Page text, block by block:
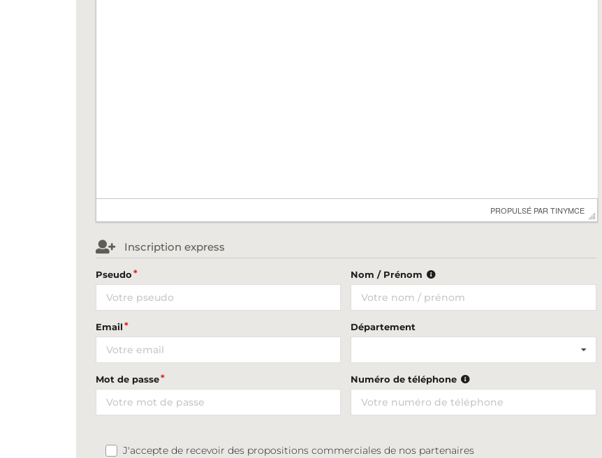
PROPULSÉ PAR TINYMCE
Inscription express
Pseudo Nom / Prénom
Email Département
Mot de passe Numéro de téléphone
J'accepte de recevoir des propositions commerciales de nos partenaires